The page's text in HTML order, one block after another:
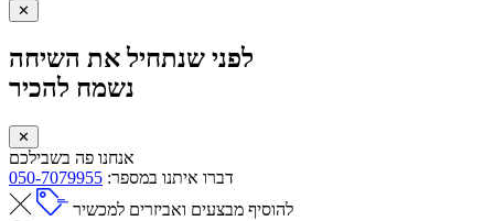
✕
לפני שנתחיל את השיחה
נשמח להכיר
✕
אנחנו פה בשבילכם
דברו איתנו במספר: 050-7079955
להוסיף מבצעים ואביזרים למכשיר